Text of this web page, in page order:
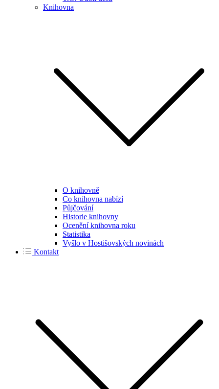
Knihovna
O knihovně
Co knihovna nabízí
Půjčování
Historie knihovny
Ocenění knihovna roku
Statistika
Vyšlo v Hostišovských novinách
Kontakt